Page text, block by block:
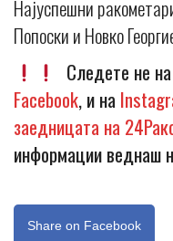
Најуспешни
Попоски и Новко
Следете не
Facebook, и на
заедницата на
информации веднаш
Share on Facebook